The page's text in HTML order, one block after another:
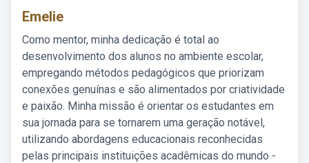
Emelie
Como mentor, minha dedicação é total ao
desenvolvimento dos alunos no ambiente escolar,
empregando métodos pedagógicos que priorizam
conexões genuínas e são alimentados por criatividade
e paixão. Minha missão é orientar os estudantes em
sua jornada para se tornarem uma geração notável,
utilizando abordagens educacionais reconhecidas
pelas principais instituições acadêmicas do mundo -